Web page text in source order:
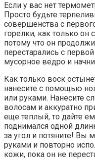
Если у вас нет
Просто будьте
совершенства с
горелки, как только он
потому что он
перестарались с
мусорное ведро и
Как только воск
нанесите с помощью
или руками. Нанесите
волосам и аккуратно
еще теплый, то дайте
поднимался одной
за угол и потяните! Вы
руками и повторно
кожи, пока он не